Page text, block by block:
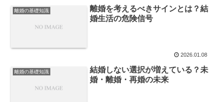
離婚の基礎知識
離婚を考えるべきサインとは？結
婚生活の危険信号
2026.01.08
離婚の基礎知識
結婚しない選択が増えている？未
婚・離婚・再婚の未来